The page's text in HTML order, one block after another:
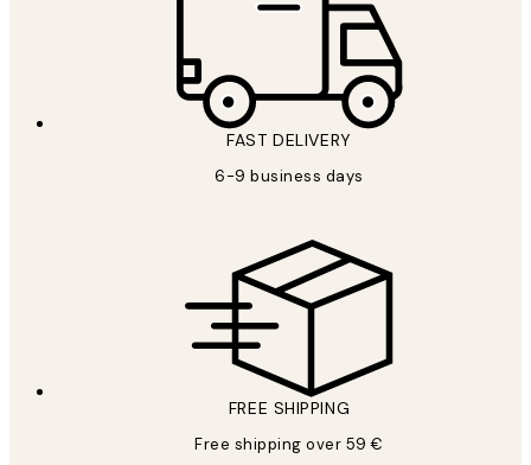
FAST DELIVERY
6-9 business days
FREE SHIPPING
Free shipping over 59 €